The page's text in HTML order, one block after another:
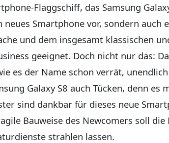
Flaggschiff, das Samsung
Smartphone vor, sondern auch
und dem insgesamt klassischen
geeignet. Doch nicht nur das:
es der Name schon verrät,
Galaxy S8 auch Tücken, denn
sind dankbar für dieses neue
Bauweise des Newcomers soll
strahlen lassen.